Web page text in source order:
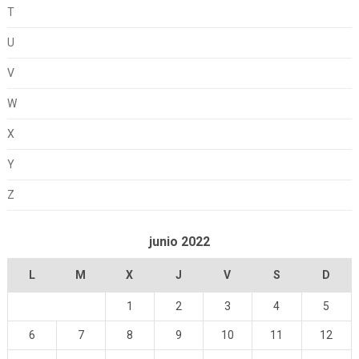
T
U
V
W
X
Y
Z
junio 2022
L M X J V S D
1 2 3 4 5
6 7 8 9 10 11 12